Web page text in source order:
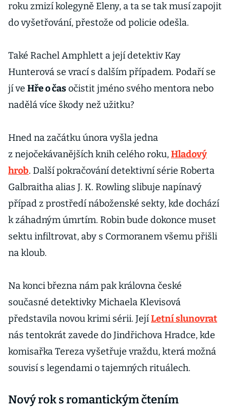
roku zmizí kolegyně Eleny, a ta se tak musí zapojit
do vyšetřování, přestože od policie odešla.
Také Rachel Amphlett a její detektiv Kay
Hunterová se vrací s dalším případem. Podaří se
jí ve Hře o časočistit jméno svého mentora nebo
nadělá více škody než užitku?
Hned na začátku února vyšla jedna
z nejočekávanějších knih celého roku,Hladový
hrob. Další pokračování detektivní série Roberta
Galbraitha alias J. K. Rowling slibuje napínavý
případ z prostředí náboženské sekty, kde dochází
k záhadným úmrtím. Robin bude dokonce muset
sektu infiltrovat, aby s Cormoranem všemu přišli
na kloub.
Na konci března nám pak královna české
současné detektivky Michaela Klevisová
představila novou krimi sérii. JejíLetní slunovrat
nás tentokrát zavede do Jindřichova Hradce, kde
komisařka Tereza vyšetřuje vraždu, která možná
souvisí s legendami o tajemných rituálech.
Nový rok s romantickým čtením